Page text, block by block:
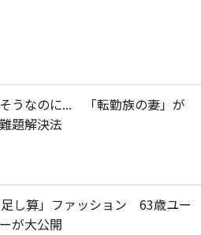
うなのに... 「転勤族の妻」が
題解決法
し算」ファッション 63歳ユー
が大公開